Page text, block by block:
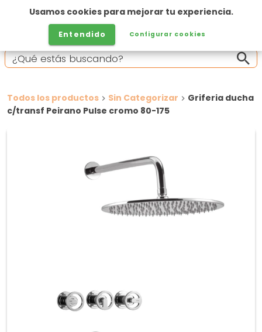
Todos los productos Sin Categorizar
Griferia ducha
c/transf Peirano Pulse cromo 80-175
Usamos cookies para mejorar tu experiencia.
Entendido Configurar cookies